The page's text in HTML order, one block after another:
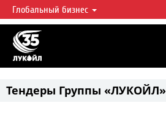
ЛУКОЙЛ СЕГОДНЯ
ЛУКОЙЛ — одна из крупнейших вертикально
нефтегазовых компаний в мире, на долю
мировой добычи нефти и около 1%
Глобальный бизнес
Тендеры Группы «ЛУКОЙЛ»